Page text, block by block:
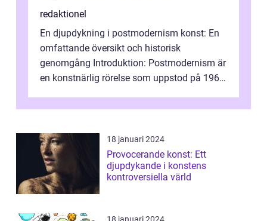
redaktionel
En djupdykning i postmodernism konst: En
omfattande översikt och historisk
genomgång Introduktion: Postmodernism är
en konstnärlig rörelse som uppstod på 1960-
18 januari 2024
Provocerande konst: Ett
djupdykande i konstens
kontroversiella värld